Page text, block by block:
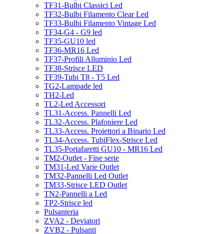
TF31-Bulbi Classici Led
TF32-Bulbi Filamento Clear Led
TF33-Bulbi Filamento Vintage Led
TF34-G4 - G9 led
TF35-GU10 led
TF36-MR16 Led
TF37-Profili Alluminio Led
TF38-Strisce LED
TF39-Tubi T8 - T5 Led
TG2-Lampade led
TH2-Led
TL2-Led Accessori
TL31-Access. Pannelli Led
TL32-Access. Plafoniere Led
TL33-Access. Proiettori a Binario Led
TL34-Access. TubiFlex-Strisce Led
TL35-Portafaretti GU10 - MR16 Led
TM2-Outlet - Fine serie
TM31-Led Varie Outlet
TM32-Pannelli Led Outlet
TM33-Strisce LED Outlet
TN2-Pannelli a Led
TP2-Strisce led
Pulsanteria
ZVA2 - Deviatori
ZVB2 - Pulsanti